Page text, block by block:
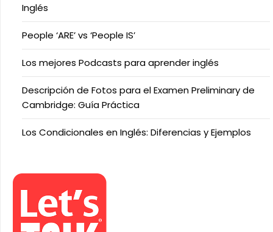
Inglés
People ‘ARE’ vs ‘People IS’
Los mejores Podcasts para aprender inglés
Descripción de Fotos para el Examen Preliminary de
Cambridge: Guía Práctica
Los Condicionales en Inglés: Diferencias y Ejemplos